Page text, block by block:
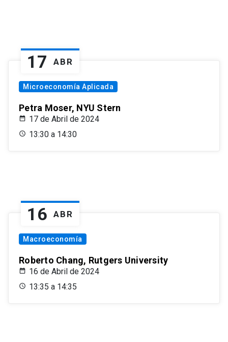
17 ABR
Microeconomía Aplicada
Petra Moser, NYU Stern
17 de Abril de 2024
13:30 a 14:30
16 ABR
Macroeconomía
Roberto Chang, Rutgers University
16 de Abril de 2024
13:35 a 14:35